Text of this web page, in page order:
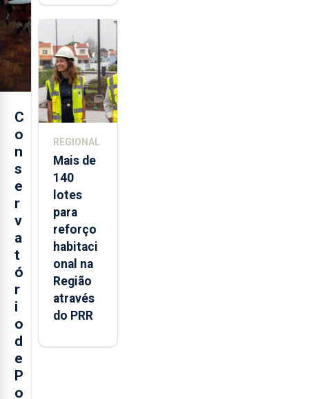
C
o
n
s
e
r
v
a
t
ó
r
i
o
d
e
P
o
está de
aos
Açores
REGIONAL
Mais de
140
lotes
para
reforço
habitaci
onal na
Região
através
do PRR